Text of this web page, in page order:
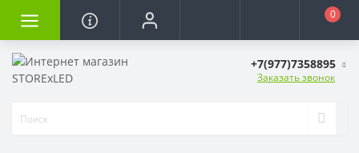
0
+7(977)7358895
Заказать звонок